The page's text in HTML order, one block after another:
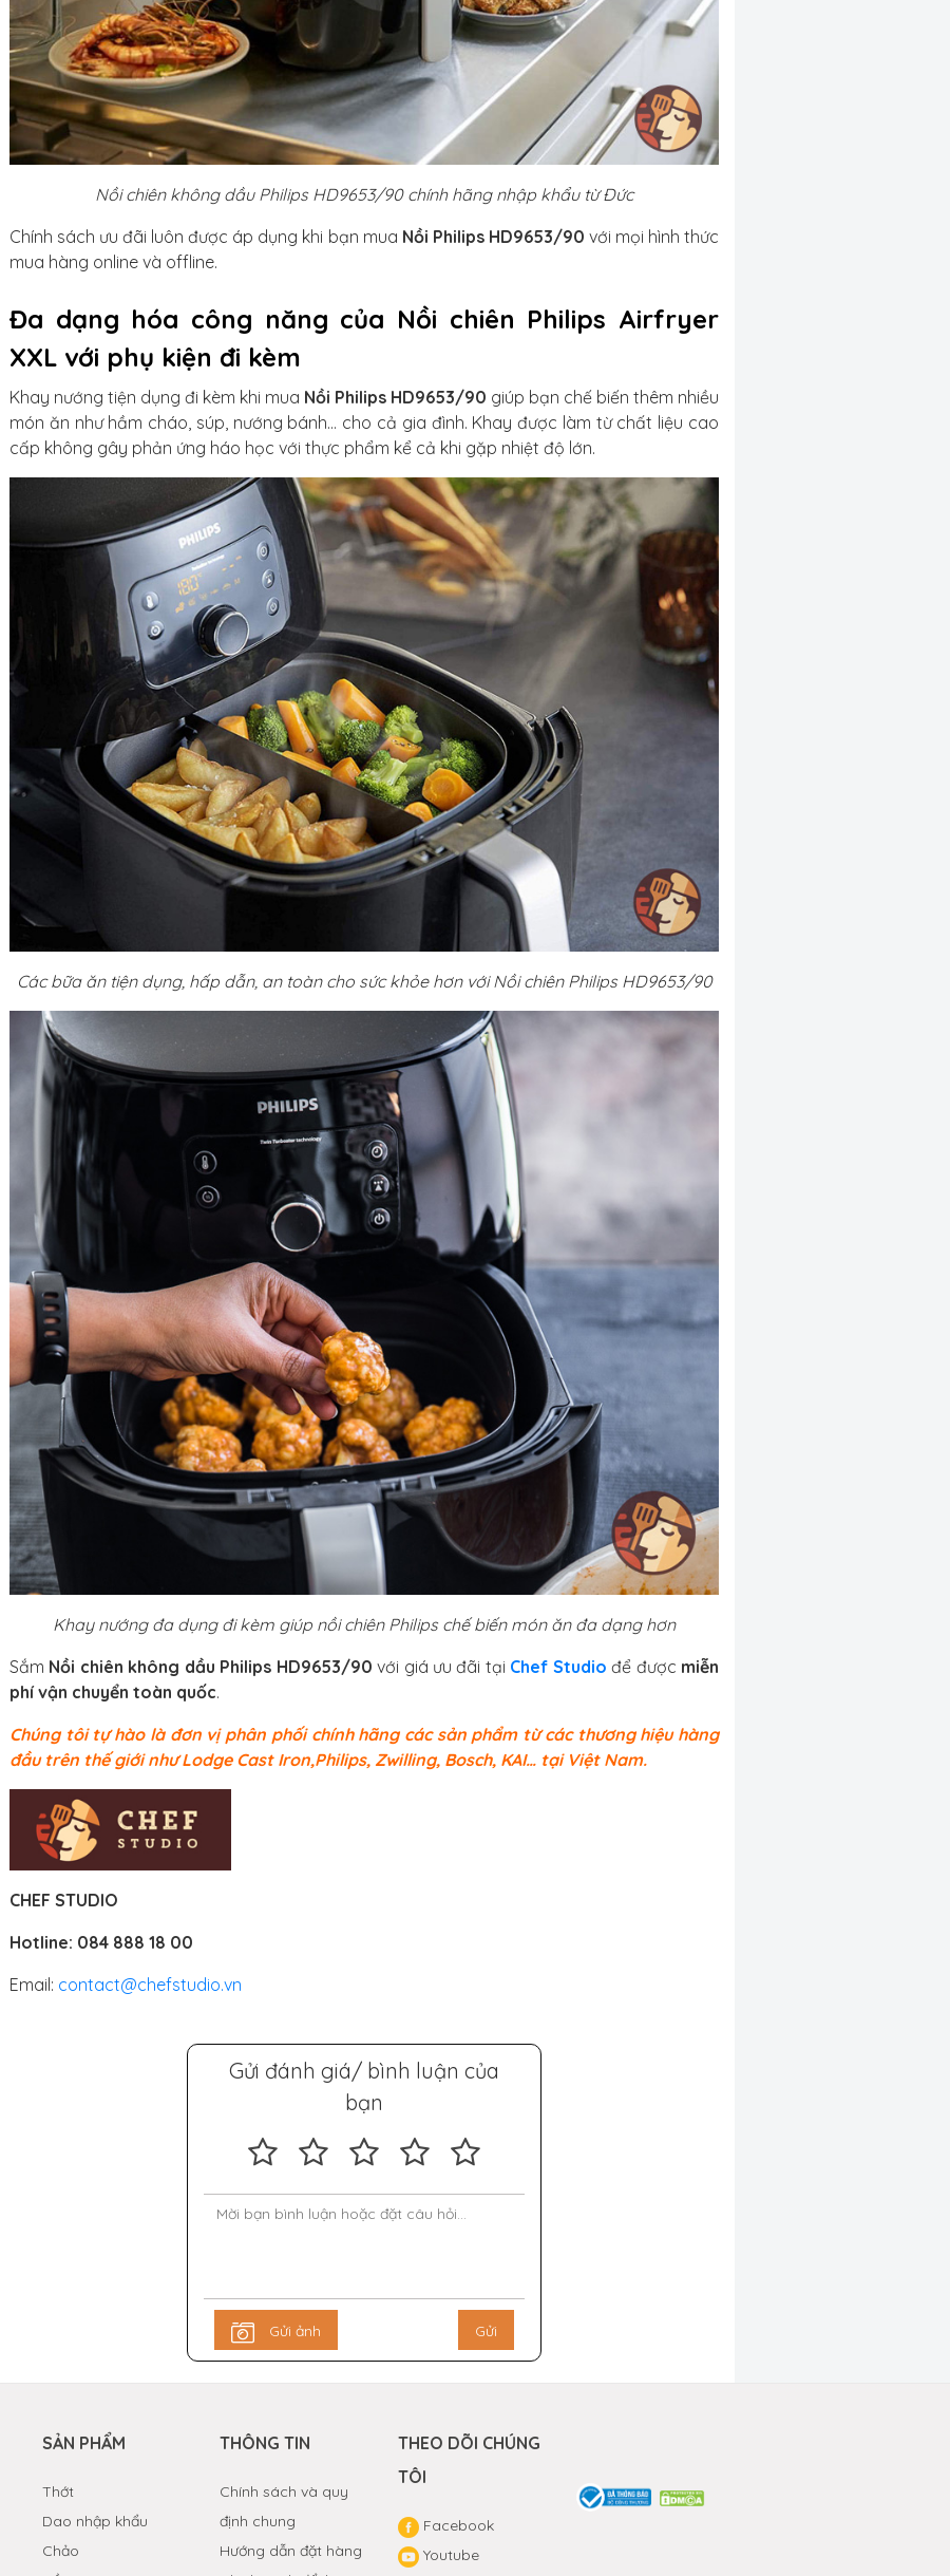
tráng men
ngọc
gốm
Nồi chiên không dầu Philips HD9653/90 chính hãng nhập khẩu từ Đức
Chính sách ưu đãi luôn được áp dụng khi bạn mua Nồi Philips HD9653/90 với mọi hình thức
mua hàng online và offline.
Đa dạng hóa công năng của Nồi chiên Philips Airfryer
XXL với phụ kiện đi kèm
Khay nướng tiện dụng đi kèm khi mua Nồi Philips HD9653/90 giúp bạn chế biến thêm nhiều
món ăn như hầm cháo, súp, nướng bánh… cho cả gia đình. Khay được làm từ chất liệu cao
cấp không gây phản ứng háo học với thực phẩm kể cả khi gặp nhiệt độ lớn.
Các bữa ăn tiện dụng, hấp dẫn, an toàn cho sức khỏe hơn với Nồi chiên Philips HD9653/90
Khay nướng đa dụng đi kèm giúp nồi chiên Philips chế biến món ăn đa dạng hơn
Sắm Nồi chiên không dầu Philips HD9653/90 với giá ưu đãi tại Chef Studio để được miễn
phí vận chuyển toàn quốc.
Chúng tôi tự hào là đơn vị phân phối chính hãng các sản phẩm từ các thương hiệu hàng
đầu trên thế giới như Lodge Cast Iron,Philips, Zwilling, Bosch, KAI… tại Việt Nam.
CHEF STUDIO
Hotline: 084 888 18 00
Email: contact@chefstudio.vn
Gửi đánh giá/ bình luận của
bạn
Gửi ảnh Gửi
SẢN PHẨM
Thớt
Dao nhập khẩu
Chảo
THÔNG TIN
Chính sách và quy
định chung
Hướng dẫn đặt hàng
THEO DÕI CHÚNG
TÔI
Facebook
Youtube